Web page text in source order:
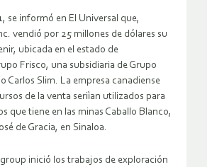
se informó en El Universal que,
vendió por 25 millones de dólares su
ubicada en el estado de
Frisco, una subsidiaria de Grupo
Carlos Slim. La empresa canadiense
de la venta seriìan utilizados para
que tiene en las minas Caballo Blanco,
de Gracia, en Sinaloa.
inició los trabajos de exploración